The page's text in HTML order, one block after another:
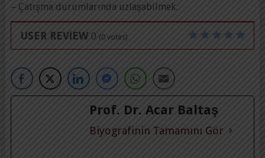
– Çatışma durumlarında uzlaşabilmek.
USER REVIEW 0 (0votes)
Prof. Dr. Acar Baltaş
Biyografinin Tamamını Gör